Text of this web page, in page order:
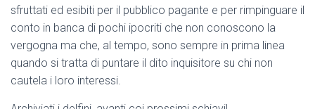
sfruttati ed esibiti per il pubblico pagante e per rimpinguare il
conto in banca di pochi ipocriti che non conoscono la
vergogna ma che, al tempo, sono sempre in prima linea
quando si tratta di puntare il dito inquisitore su chi non
cautela i loro interessi.